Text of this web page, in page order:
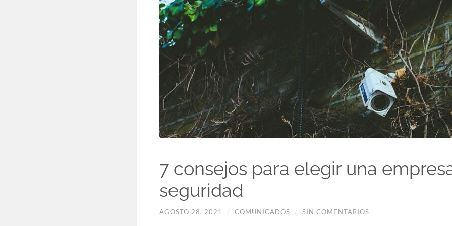
7 consejos para elegir una
seguridad
AGOSTO 28, 2021 / COMUNICADOS / SIN COMENTARIOS